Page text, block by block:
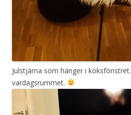
Julstjärna som hänger i
vardagsrummet.